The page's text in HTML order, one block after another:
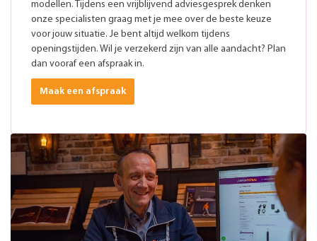
modellen. Tijdens een vrijblijvend adviesgesprek denken
onze specialisten graag met je mee over de beste keuze
voor jouw situatie. Je bent altijd welkom tijdens
openingstijden. Wil je verzekerd zijn van alle aandacht? Plan
dan vooraf een afspraak in.
Maak een afspraak